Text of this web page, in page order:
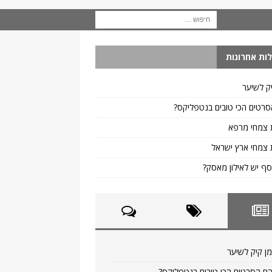
אחרונות
לשיער
הכי טובים בנטפליקס?
צמחי מרפא
צמחי ארץ ישראל
יש לאילון מאסק?
קיק לשיער